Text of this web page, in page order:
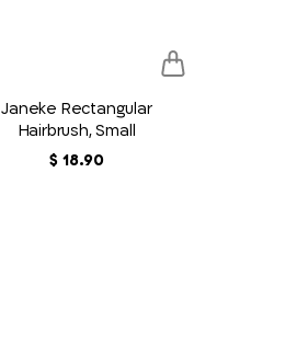
Janeke Rectangular
Hairbrush, Small
18.90
$